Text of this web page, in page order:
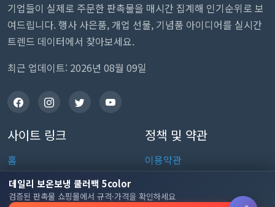
데일리 보온보냉 쿨러백 5color
검증된 판촉물 쇼핑몰에서 규격·가격을 확인하세요
기업들이 실제로 주문한 판촉물을 매시간 집계해 인기순위로 보
여드립니다. 행사 사은품, 개업 선물, 기념품 아이디어를 실시간
트렌드 데이터에서 찾아보세요.
최근 업데이트: 2026년 08월 09일
사이트 링크
홈
판촉물 인기 순위
전체 카테고리
정책 및 약관
이용약관
쿠키 정책